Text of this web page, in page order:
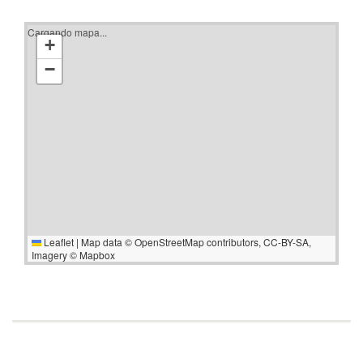
Cargando mapa...
+
−
Leaflet | Map data ©OpenStreetMapcontributors, CC-BY-SA,
Imagery © Mapbox